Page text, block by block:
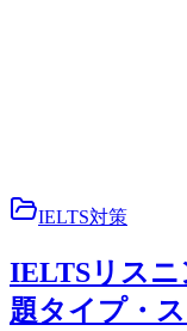
IELTS対策
IELTSリスニ
題タイプ・